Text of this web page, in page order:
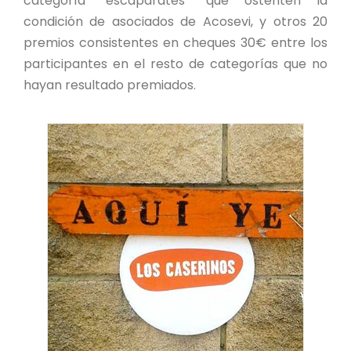
condición de asociados de Acosevi, y otros 20
premios consistentes en cheques 30€ entre los
participantes en el resto de categorías que no
hayan resultado premiados.